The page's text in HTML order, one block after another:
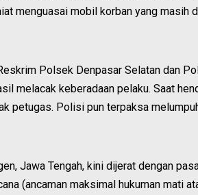
menguasai mobil korban yang masih
Polsek Denpasar Selatan dan
melacak keberadaan pelaku. Saat
petugas. Polisi pun terpaksa
Jawa Tengah, kini dijerat dengan
(ancaman maksimal hukuman mati